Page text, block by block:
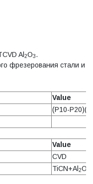
Al 2O3.
фрезерования стали и
Value
(P10-
Value
CVD
TiCN+Al 2O